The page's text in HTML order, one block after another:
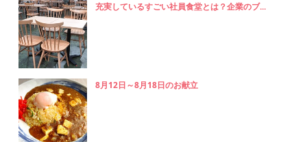
充実しているすごい社員食堂とは？企業のブ...
8月12日～8月18日のお献立